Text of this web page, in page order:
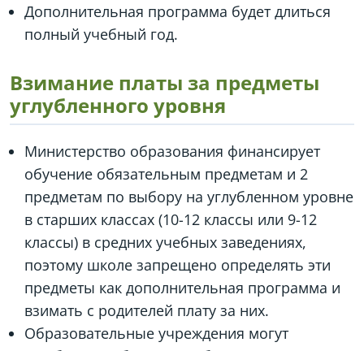
Дополнительная программа будет длиться
полный учебный год.
Взимание платы за предметы
углубленного уровня
Министерство образования финансирует
обучение обязательным предметам и 2
предметам по выбору на углубленном уровне
в старших классах (10-12 классы или 9-12
классы) в средних учебных заведениях,
поэтому школе запрещено определять эти
предметы как дополнительная программа и
взимать с родителей плату за них.
Образовательные учреждения могут